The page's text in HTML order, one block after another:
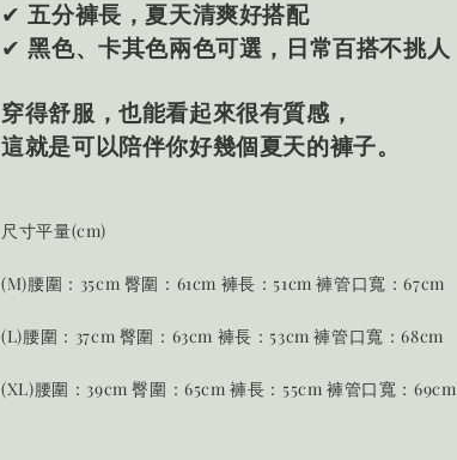
✔ 五分褲長，夏天清爽好搭配
✔ 黑色、卡其色兩色可選，日常百搭不挑人
穿得舒服，也能看起來很有質感，
這就是可以陪伴你好幾個夏天的褲子。
尺寸平量(cm)
(M)腰圍：35cm 臀圍：61cm 褲長：51cm 褲管口寬：67cm
(L)腰圍：37cm 臀圍：63cm 褲長：53cm褲管口寬：68cm
(XL)腰圍：39cm 臀圍：65cm 褲長：55cm 褲管口寬：69cm